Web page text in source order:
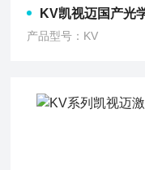
KV凯视迈国产光
产品型号：KV